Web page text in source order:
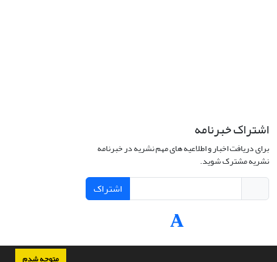
اشتراک خبرنامه
برای دریافت اخبار و اطلاعیه های مهم نشریه در خبرنامه
نشریه مشترک شوید.
اشتراک